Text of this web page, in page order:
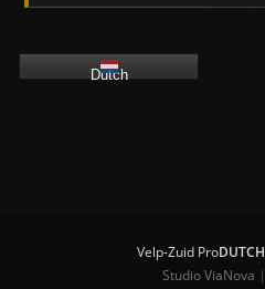
Dutch
Velp-Zuid ProDUTCH
Studio ViaNova |